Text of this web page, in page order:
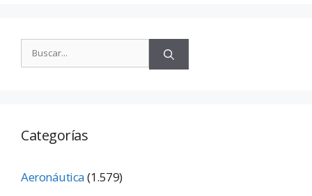
Categorías
Aeronáutica(1.579)